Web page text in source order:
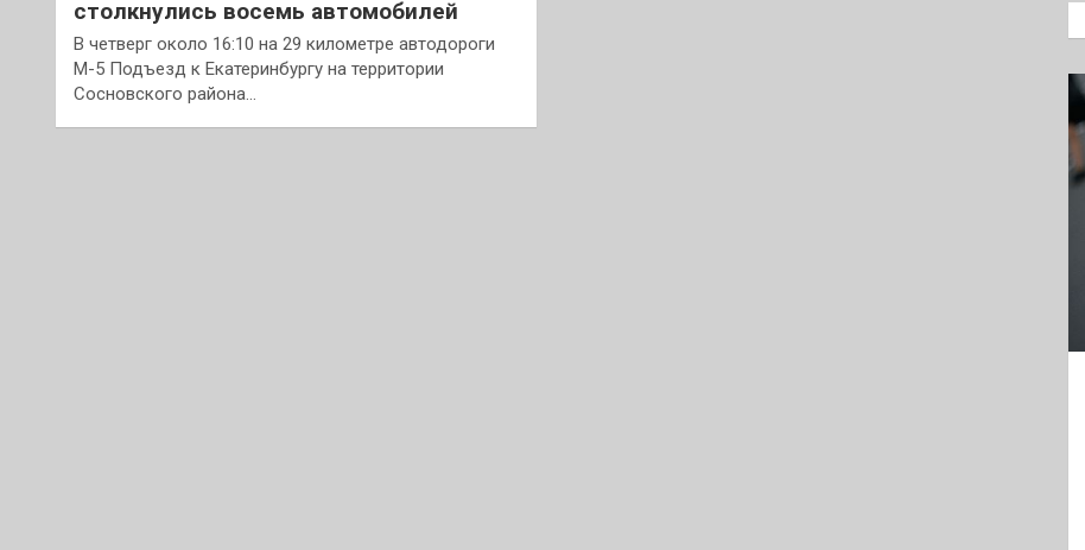
столкнулись восемь автомобилей
В четверг около 16:10 на 29 километре автодороги
М-5 Подъезд к Екатеринбургу на территории
Сосновского района…